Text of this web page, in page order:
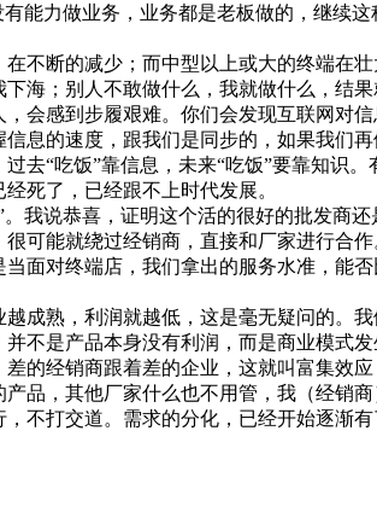
能力做业务，业务都是老板做的，继续
断的减少；而中型以上或大的终端在壮
；别人不敢做什么，我就做什么，结果
会感到步履艰难。你们会发现互联网对
的速度，跟我们是同步的，如果我们再
“吃饭”靠信息，未来“吃饭”要靠知识
死了，已经跟不上时代发展。
我说恭喜，证明这个活的很好的批发商
可能就绕过经销商，直接和厂家进行合作
面对终端店，我们拿出的服务水准，能
成熟，利润就越低，这是毫无疑问的。
不是产品本身没有利润，而是商业模式发
的经销商跟着差的企业，这就叫富集效应
品，其他厂家什么也不用管，我（经销
不打交道。需求的分化，已经开始逐渐